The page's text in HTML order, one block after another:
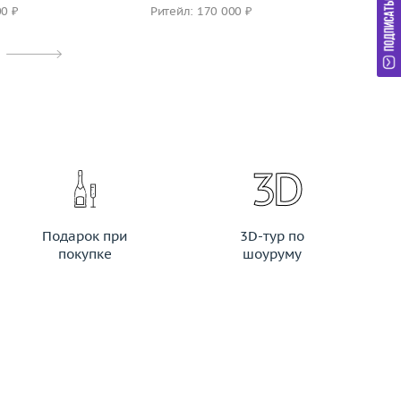
₽ Ритейл: 170 000 ₽
Подарок при
покупке
3D-тур по
шоуруму